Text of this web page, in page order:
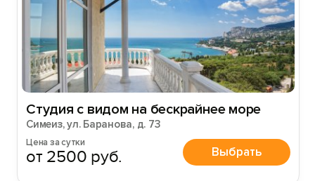
Студия с видом на бескрайнее море
Симеиз, ул. Баранова, д. 73
Цена за сутки
от 2500 руб. Выбрать